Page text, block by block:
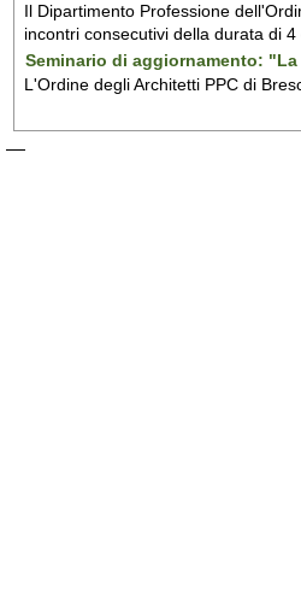
Il Dipartimento Professione
incontri consecutivi della durata di
Seminario di aggiornamento:
L'Ordine degli Architetti PPC di